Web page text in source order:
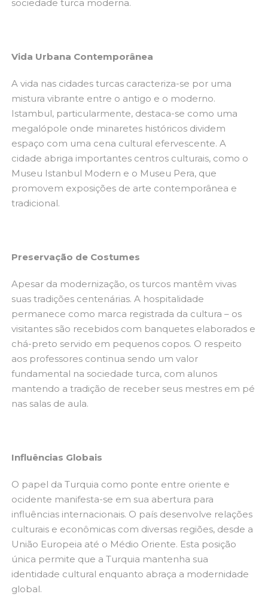
sociedade turca moderna.
Vida Urbana Contemporânea
A vida nas cidades turcas caracteriza-se por uma
mistura vibrante entre o antigo e o moderno.
Istambul, particularmente, destaca-se como uma
megalópole onde minaretes históricos dividem
espaço com uma cena cultural efervescente. A
cidade abriga importantes centros culturais, como o
Museu Istanbul Modern e o Museu Pera, que
promovem exposições de arte contemporânea e
tradicional.
Preservação de Costumes
Apesar da modernização, os turcos mantêm vivas
suas tradições centenárias. A hospitalidade
permanece como marca registrada da cultura – os
visitantes são recebidos com banquetes elaborados e
chá-preto servido em pequenos copos. O respeito
aos professores continua sendo um valor
fundamental na sociedade turca, com alunos
mantendo a tradição de receber seus mestres em pé
nas salas de aula.
Influências Globais
O papel da Turquia como ponte entre oriente e
ocidente manifesta-se em sua abertura para
influências internacionais. O país desenvolve relações
culturais e econômicas com diversas regiões, desde a
União Europeia até o Médio Oriente. Esta posição
única permite que a Turquia mantenha sua
identidade cultural enquanto abraça a modernidade
global.